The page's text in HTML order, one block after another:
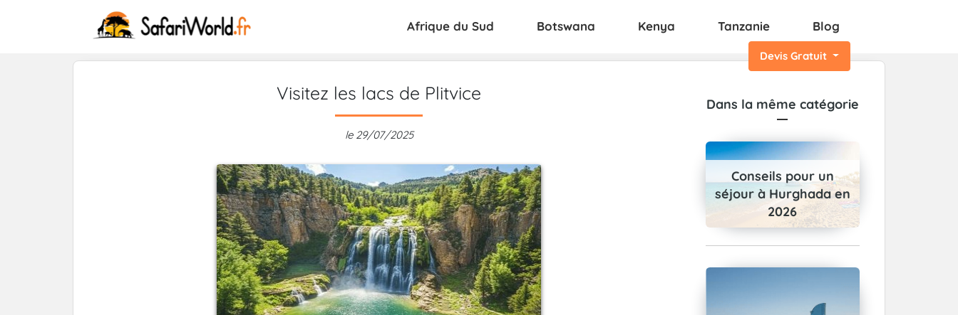
Afrique du Sud Botswana Kenya Tanzanie Blog
Devis Gratuit
Visitez les lacs de Plitvice
le 29/07/2025
Dans la même catégorie
Conseils pour un
séjour à Hurghada en
2026